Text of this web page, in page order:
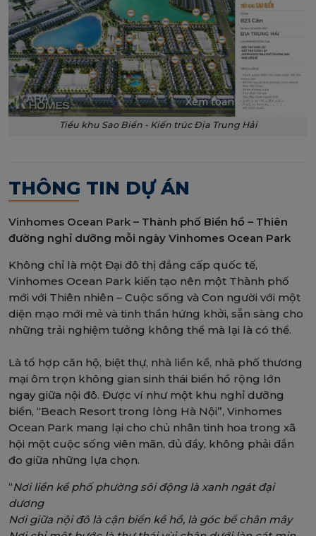
Xem toàn màn hình
Tiểu khu Sao Biển - Kiến trúc Địa Trung Hải
THÔNG TIN DỰ ÁN
Vinhomes Ocean Park – Thành phố Biển hồ – Thiên
đường nghỉ dưỡng mỗi ngày Vinhomes Ocean Park
Không chỉ là một Đại đô thị đẳng cấp quốc tế,
Vinhomes Ocean Park kiến tạo nên một Thành phố
mới với Thiên nhiên – Cuộc sống và Con người với một
diện mạo mới mẻ và tinh thần hứng khởi, sẵn sàng cho
những trải nghiệm tưởng không thể mà lại là có thể.
Là tổ hợp căn hộ, biệt thự, nhà liền kề, nhà phố thương
mại ôm trọn không gian sinh thái biển hồ rộng lớn
ngay giữa nội đô. Được ví như một khu nghỉ dưỡng
biển, “Beach Resort trong lòng Hà Nội”, Vinhomes
Ocean Park mang lại cho chủ nhân tinh hoa trong xã
hội một cuộc sống viên mãn, đủ đầy, không phải đắn
đo giữa những lựa chọn.
“Nơi liền kề phố phường sôi động là xanh ngát đại
dương
Nơi giữa nội đô là cận biển kề hồ, là góc bể chân mây